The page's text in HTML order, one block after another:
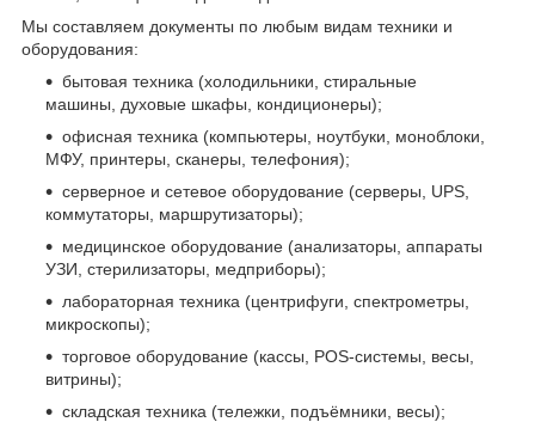
Мы составляем документы по любым видам техники и
оборудования:
бытовая техника (холодильники, стиральные
машины, духовые шкафы, кондиционеры);
офисная техника (компьютеры, ноутбуки, моноблоки,
МФУ, принтеры, сканеры, телефония);
серверное и сетевое оборудование (серверы, UPS,
коммутаторы, маршрутизаторы);
медицинское оборудование (анализаторы, аппараты
УЗИ, стерилизаторы, медприборы);
лабораторная техника (центрифуги, спектрометры,
микроскопы);
торговое оборудование (кассы, POS-системы, весы,
витрины);
складская техника (тележки, подъёмники, весы);